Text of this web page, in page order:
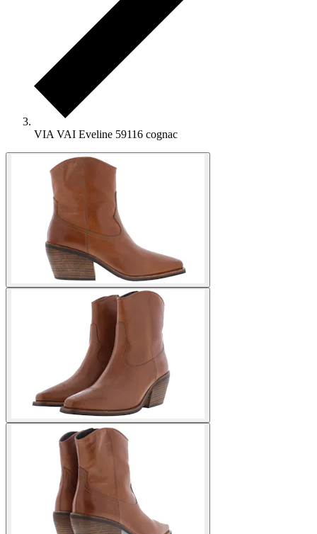
VIA VAI Eveline 59116 cognac